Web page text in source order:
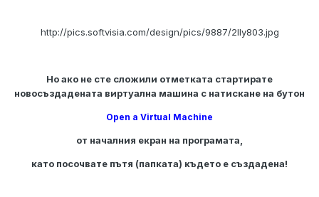
http://pics.softvisia.com/design/pics/9887/2lly803.jpg
Но ако не сте сложили отметката стартирате
новосъздадената виртуална машина с натискане на бутон
Open a Virtual Machine
от началния екран на програмата,
като посочвате пътя (папката) където е създадена!